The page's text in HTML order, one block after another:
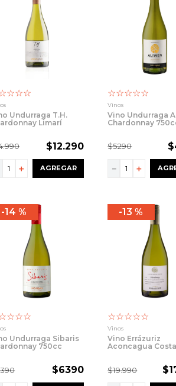
☆☆☆
Undurraga T.H.
Limarí
.990 $12.290
＋ AGREGAR
☆☆☆☆☆
Vinos
Vino Undurraga
Chardonnay
$5290 $
＋
－
14 %
☆☆☆
Undurraga Sibaris
750cc
$6390
13 %
☆☆☆☆☆
Vinos
Vino Errázuriz
Aconcagua Costa
$19.990 $